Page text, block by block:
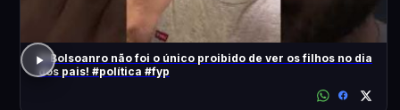
O Bolsoanro não foi o único proibido de ver os filhos no dia
dos pais! #política #fyp